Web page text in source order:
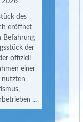
2026
des
eröffnet
Befahrung
der
offiziell
einer
nutzten
...